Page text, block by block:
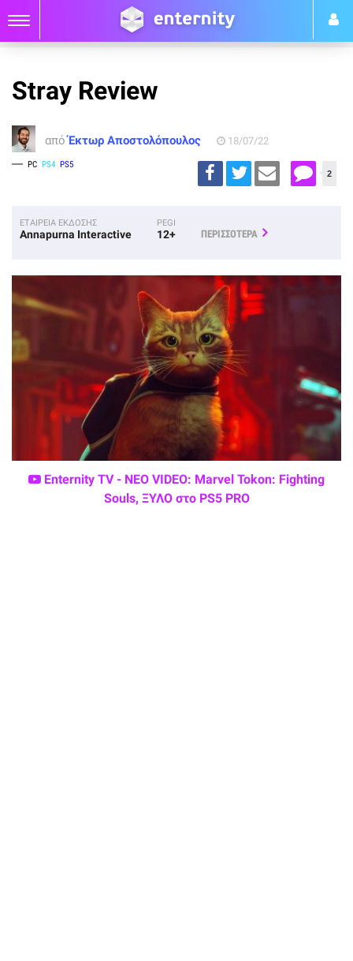
Stray Review
απόΈκτωρ Αποστολόπουλος 18/07/22
PC PS4 PS5
2
ΕΤΑΙΡΕΙΑ ΕΚΔΟΣΗΣ
Annapurna Interactive
PEGI
12+ ΠΕΡΙΣΣΟΤΕΡΑ
Enternity TV - ΝΕΟ VIDEO: Marvel Tokon: Fighting
Souls, ΞΥΛΟ στο PS5 PRO